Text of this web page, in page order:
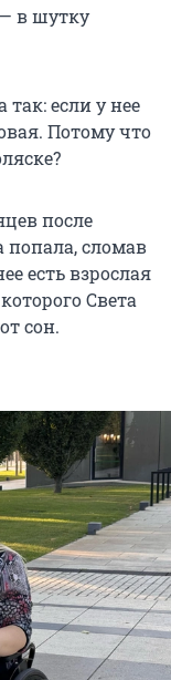
в шутку
если у нее
Потому что
после
сломав
есть взрослая
Света
сон.